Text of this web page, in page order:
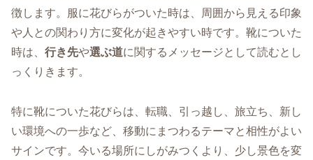
徴します。服に花びらがついた時は、周囲から見える印象
や人との関わり方に変化が起きやすい時です。靴についた
時は、 行き先や選ぶ道に関するメッセージとして読むとし
っくりきます。
特に靴についた花びらは、転職、引っ越し、旅立ち、新し
い環境への一歩など、移動にまつわるテーマと相性がよい
サインです。今いる場所にしがみつくより、少し景色を変